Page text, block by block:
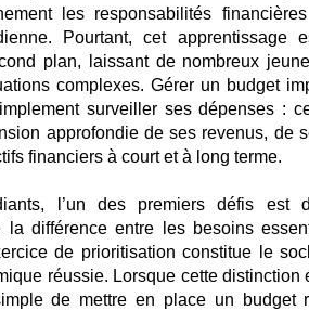
les responsabilités
Pourtant, cet apprentissage
plan, laissant de nombreux
complexes. Gérer un budget
surveiller ses dépenses :
approfondie de ses revenus, de
financiers à court et à long terme.
l’un des premiers défis est
la différence entre les besoins
de prioritisation constitue le
réussie. Lorsque cette distinction
de mettre en place un budget